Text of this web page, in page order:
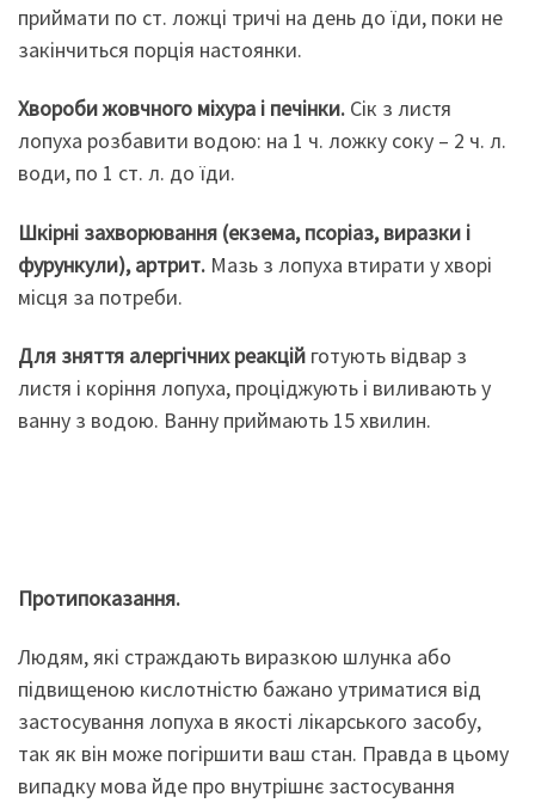
приймати по ст. ложці тричі на день до їди, поки не
закінчиться порція настоянки.
Хворобижовчного міхура і печінки. Сік з листя
лопуха розбавити водою: на 1 ч. ложку соку – 2 ч. л.
води, по 1 ст. л. до їди.
Шкірні захворювання (екзема, псоріаз, виразки і
фурункули), артрит. Мазь з лопуха втирати у хворі
місця за потреби.
Для зняття алергічних реакцій готують відвар з
листя і коріння лопуха, проціджують і виливають у
ванну з водою. Ванну приймають 15 хвилин.
Протипоказання.
Людям, які страждають виразкою шлунка або
підвищеною кислотністю бажано утриматися від
застосування лопуха в якості лікарського засобу,
так як він може погіршити ваш стан. Правда в цьому
випадку мова йде про внутрішнє застосування